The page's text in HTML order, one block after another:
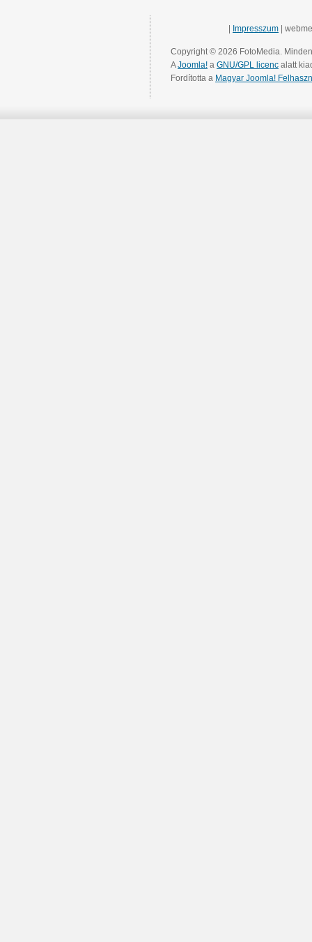
Impresszum |
Copyright © 2026 FotoMedia.
AJoomla! a GNU/GPL licenc alatt
Fordította a Magyar Joomla!